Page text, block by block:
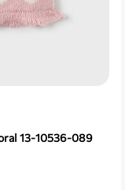
13-10536-089